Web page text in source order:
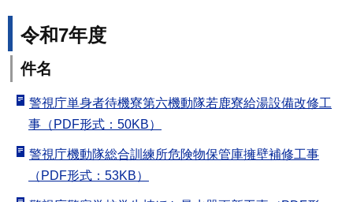
令和7年度
件名
警視庁単身者待機寮第六機動隊若鹿寮給湯設備改修工
事（PDF形式：50KB）
警視庁機動隊総合訓練所危険物保管庫擁壁補修工事
（PDF形式：53KB）